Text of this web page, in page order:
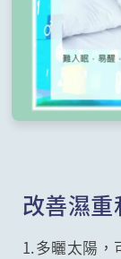
改善濕
1.多曬太陽，